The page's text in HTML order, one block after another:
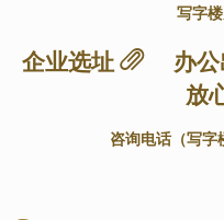
写字
企业选址 办
放
咨询电话（写